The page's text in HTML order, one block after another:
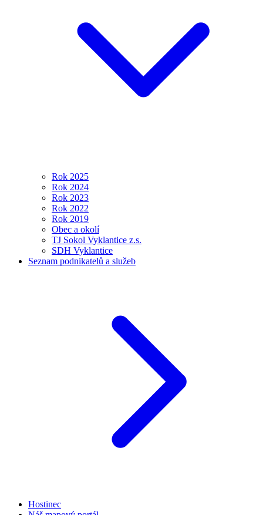
Rok 2025
Rok 2024
Rok 2023
Rok 2022
Rok 2019
Obec a okolí
TJ Sokol Vyklantice z.s.
SDH Vyklantice
Seznam podnikatelů a služeb
Hostinec